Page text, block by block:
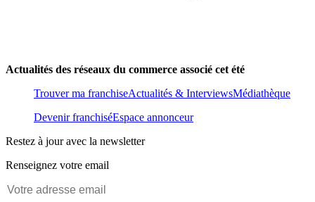
Actualités des réseaux du commerce associé cet été
Trouver ma franchiseActualités & InterviewsMédiathèque
Devenir franchiséEspace annonceur
Restez à jour avec la newsletter
Renseignez votre email